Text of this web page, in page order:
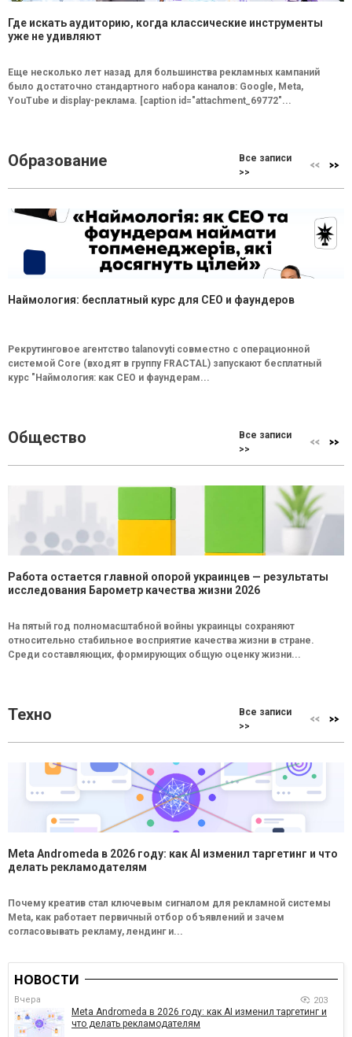
Где искать аудиторию, когда классические инструменты
уже не удивляют
Еще несколько лет назад для большинства рекламных кампаний
было достаточно стандартного набора каналов: Google, Meta,
YouTube и display-реклама. [caption id="attachment_69772"...
Образование
Все записи
>>
Наймология: бесплатный курс для CEO и фаундеров
Рекрутинговое агентство talanovyti совместно с операционной
системой Core (входят в группу FRACTAL) запускают бесплатный
курс "Наймология: как СEO и фаундерам...
Общество
Все записи
>>
Работа остается главной опорой украинцев — результаты
исследования Барометр качества жизни 2026
На пятый год полномасштабной войны украинцы сохраняют
относительно стабильное восприятие качества жизни в стране.
Среди составляющих, формирующих общую оценку жизни...
Техно
Все записи
>>
Meta Andromeda в 2026 году: как AI изменил таргетинг и что
делать рекламодателям
Почему креатив стал ключевым сигналом для рекламной системы
Meta, как работает первичный отбор объявлений и зачем
согласовывать рекламу, лендинг и...
НОВОСТИ
Вчера 203
Meta Andromeda в 2026 году: как AI изменил таргетинг и
что делать рекламодателям